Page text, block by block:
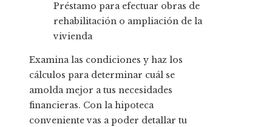
Préstamo para efectuar obras de
rehabilitación o ampliación de la
vivienda
Examina las condiciones y haz los
cálculos para determinar cuál se
amolda mejor a tus necesidades
financieras. Con la hipoteca
conveniente vas a poder detallar tu